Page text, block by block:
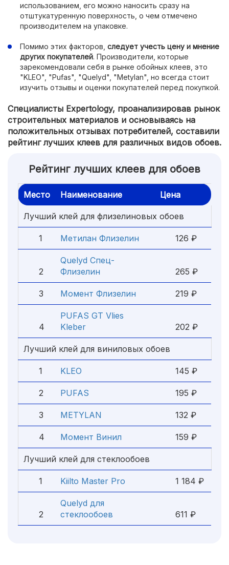
использованием, его можно наносить сразу на
отштукатуренную поверхность, о чем отмечено
производителем на упаковке.
Помимо этих факторов, следует учесть цену и мнение
других покупателей. Производители, которые
зарекомендовали себя в рынке обойных клеев, это
"KLEO", "Pufas", "Quelyd", "Metylan", но всегда стоит
изучить отзывы и оценки покупателей перед покупкой.
Специалисты Expertology, проанализировав рынок
строительных материалов и основываясь на
положительных отзывах потребителей, составили
рейтинг лучших клеев для различных видов обоев.
Рейтинг лучших клеев для обоев
Место Наименование Цена
Лучший клей для флизелиновых обоев
1 Метилан Флизелин 126 ₽
2
Quelyd Спец-
Флизелин
265 ₽
3 Момент Флизелин 219 ₽
4
PUFAS GT Vlies
Kleber
202 ₽
Лучший клей для виниловых обоев
1 KLEO 145 ₽
2 PUFAS 195 ₽
3 METYLAN 132 ₽
4 Момент Винил 159 ₽
Лучший клей для стеклообоев
1 Kiilto Master Pro 1 184 ₽
2
Quelyd для
стеклообоев
611 ₽